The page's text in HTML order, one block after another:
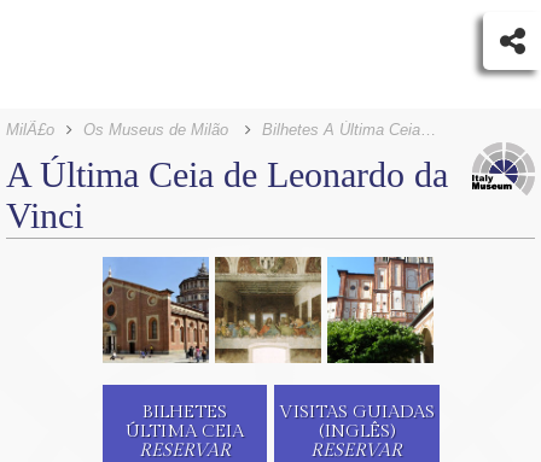
MilÃ£o Os Museus de Milão Bilhetes A Última Ceia de Leonardo da Vinci
A Última Ceia de Leonardo da
Vinci
BILHETES
ÚLTIMA CEIA
RESERVAR
VISITAS GUIADAS
(INGLÊS)
RESERVAR